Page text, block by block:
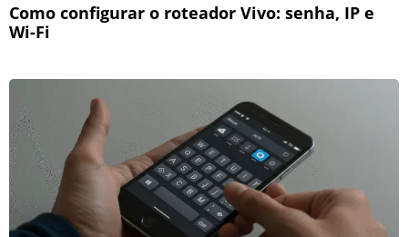
Como configurar o roteador Vivo: senha, IP e
Wi-Fi